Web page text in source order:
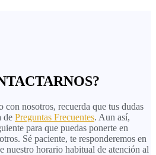
con nosotros, recuerda que tus dudas
de Preguntas Frecuentes. Aun así,
para que puedas ponerte en
Sé paciente, te responderemos en
nuestro horario habitual de atención al